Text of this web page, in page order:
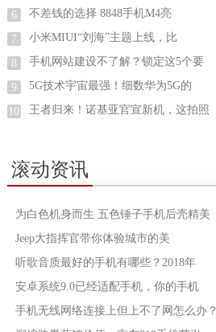
6 不差钱的选择 8848手机M4亮
7 小米MIUI“刘海”主题上线，比
8 手机网站建设不了解？锁定这5个要
9 5G技术宇宙最强！细数华为5G的
10 王者归来！诺基亚官宣新机，这拍照
滚动资讯
为白色机身而生 五色锤子手机后壳精美
Jeep大指挥官带你体验城市的美
听歌音质最好的手机有哪些？2018年
安卓系统9.0已经适配手机，你的手机
手机无线网络连接上但上不了网怎么办？